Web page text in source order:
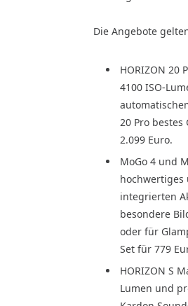
Die Angebote
HORIZON 20
4100 ISO-
20 Pro
2.099 Euro.
MoGo 4 und
hochwertiges
integrierten
besondere
oder für
Set für 779
HORIZON S
Lumen und